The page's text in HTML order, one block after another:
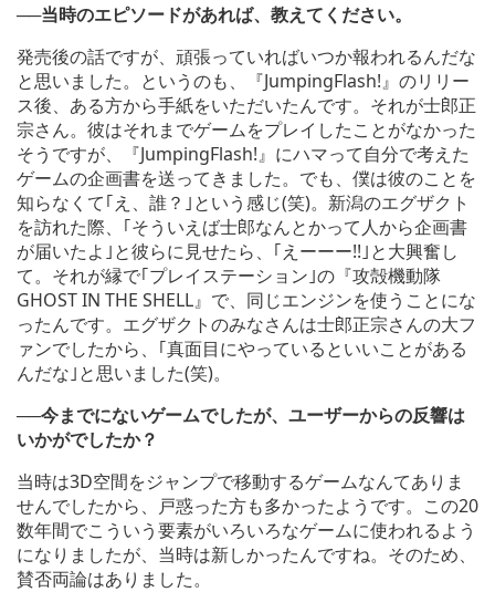
──当時のエピソードがあれば、教えてください。
発売後の話ですが、頑張っていればいつか報われるんだな
と思いました。というのも、『JumpingFlash!』のリリー
ス後、ある方から手紙をいただいたんです。それが士郎正
宗さん。彼はそれまでゲームをプレイしたことがなかった
そうですが、『JumpingFlash!』にハマって自分で考えた
ゲームの企画書を送ってきました。でも、僕は彼のことを
知らなくて｢え、誰？｣という感じ(笑)。新潟のエグザクト
を訪れた際、｢そういえば士郎なんとかって人から企画書
が届いたよ｣と彼らに見せたら、｢えーーー!!｣と大興奮し
て。それが縁で｢プレイステーション｣の『攻殻機動隊
GHOST IN THE SHELL』で、同じエンジンを使うことにな
ったんです。エグザクトのみなさんは士郎正宗さんの大フ
ァンでしたから、｢真面目にやっているといいことがある
んだな｣と思いました(笑)。
──今までにないゲームでしたが、ユーザーからの反響は
いかがでしたか？
当時は3D空間をジャンプで移動するゲームなんてありま
せんでしたから、戸惑った方も多かったようです。この20
数年間でこういう要素がいろいろなゲームに使われるよう
になりましたが、当時は新しかったんですね。そのため、
賛否両論はありました。